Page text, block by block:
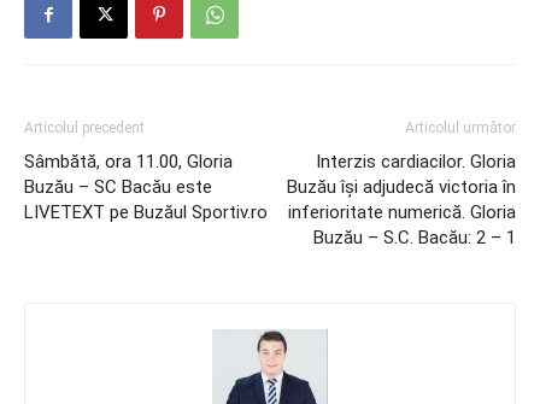
Articolul precedent
Sâmbătă, ora 11.00, Gloria
Buzău – SC Bacău este
LIVETEXT pe Buzăul Sportiv.ro
Articolul următor
Interzis cardiacilor. Gloria
Buzău îşi adjudecă victoria în
inferioritate numerică. Gloria
Buzău – S.C. Bacău: 2 – 1